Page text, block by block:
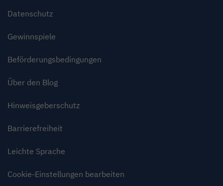
Datenschutz
Gewinnspiele
Beförderungsbedingungen
Über den Blog
Hinweisgeberschutz
Barrierefreiheit
Leichte Sprache
Cookie-Einstellungen bearbeiten